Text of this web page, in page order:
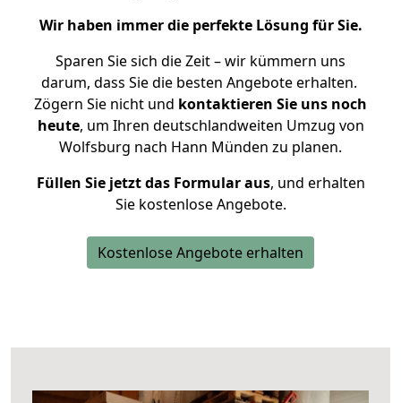
Wir haben immer die perfekte Lösung für Sie.
Sparen Sie sich die Zeit – wir kümmern uns
darum, dass Sie die besten Angebote erhalten.
Zögern Sie nicht und kontaktieren Sie uns noch
heute, um Ihren deutschlandweiten Umzug von
Wolfsburg nach Hann Münden zu planen.
Füllen Sie jetzt das Formular aus, und erhalten
Sie kostenlose Angebote.
Kostenlose Angebote erhalten